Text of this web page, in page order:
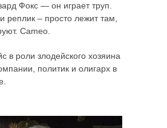
Фокс — он играет труп.
реплик – просто лежит там,
Сameo.
в роли злодейского хозяина
политик и олигарх в